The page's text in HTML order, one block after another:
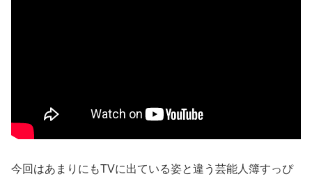
今回はあまりにもTVに出ている姿と違う芸能人簿すっぴ